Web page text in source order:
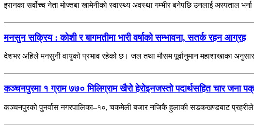
इरानका सर्वोच्च नेता मोज्तबा खामेनीको स्वास्थ्य अवस्था गम्भीर बनेपछि उनलाई अस्पताल
मनसुन सक्रिय : कोशी र बागमतीमा भारी वर्षाको सम्भावना, सतर्क रहन आग्रह
देशभर अहिले मनसुनी वायुको प्रभाव रहेको छ। जल तथा मौसम पूर्वानुमान महाशाखाका
कञ्चनपुरमा १ ग्राम ७७० मिलिग्राम खैरो हेरोइनजस्तो पदार्थसहित चार जना
कञ्चनपुरको पुनर्वास नगरपालिका–१०, चकमेली बजार नजिकै हुलाकी सडकखण्डबाट